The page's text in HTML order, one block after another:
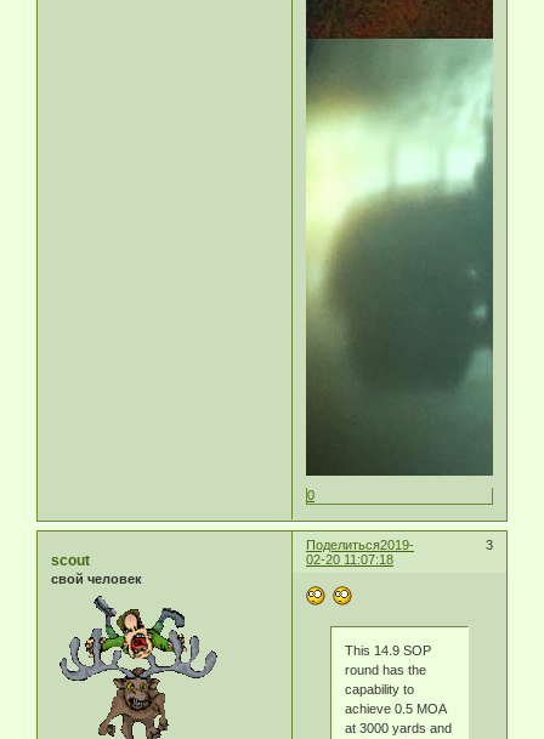
0
Поделиться 3
2019-
02-20 11:07:18
scout
свой человек
This 14.9 SOP
round has the
capability to
achieve 0.5 MOA
at 3000 yards and